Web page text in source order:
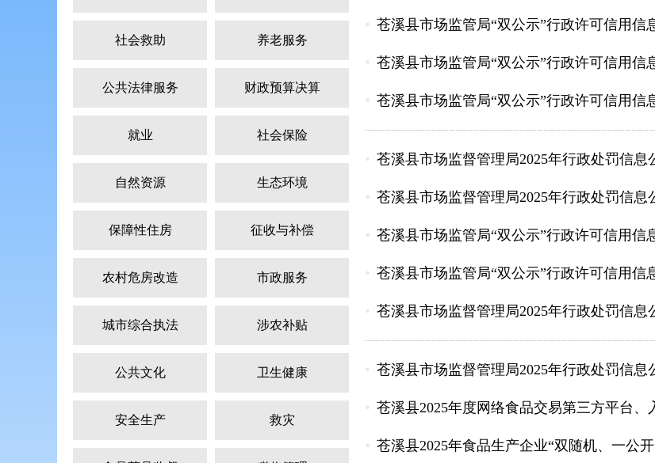
社会救助 养老服务
公共法律服务 财政预算决算
就业 社会保险
自然资源 生态环境
保障性住房 征收与补偿
农村危房改造 市政服务
城市综合执法 涉农补贴
公共文化 卫生健康
安全生产 救灾
苍溪县市场监管局“双公示”行政许可信用信
苍溪县市场监管局“双公示”行政许可信用信
苍溪县市场监管局“双公示”行政许可信用信
苍溪县市场监督管理局2025年行政处罚信息
苍溪县市场监督管理局2025年行政处罚信息
苍溪县市场监管局“双公示”行政许可信用信
苍溪县市场监管局“双公示”行政许可信用信
苍溪县市场监督管理局2025年行政处罚信息
苍溪县市场监督管理局2025年行政处罚信息
苍溪县2025年度网络食品交易第三方平台
苍溪县2025年食品生产企业“双随机、一公